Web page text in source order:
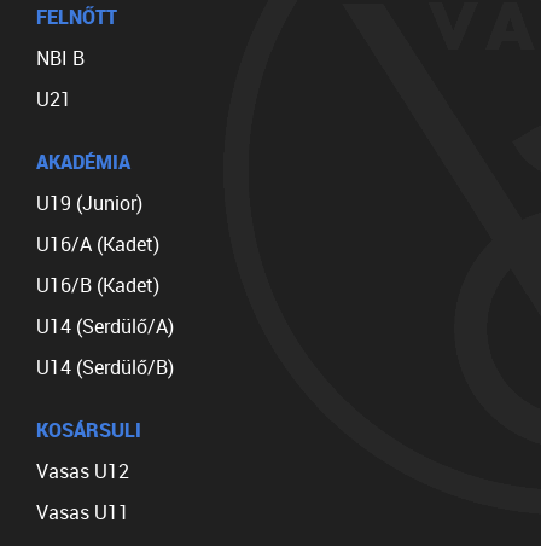
FELNŐTT
NBI B
U21
AKADÉMIA
U19 (Junior)
U16/A (Kadet)
U16/B (Kadet)
U14 (Serdülő/A)
U14 (Serdülő/B)
KOSÁRSULI
Vasas U12
Vasas U11